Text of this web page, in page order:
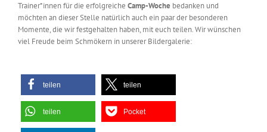
Trainer*innen für die erfolgreiche Camp-Woche bedanken und
möchten an dieser Stelle natürlich auch ein paar der besonderen
Momente, die wir festgehalten haben, mit euch teilen. Wir wünschen
viel Freude beim Schmökern in unserer Bildergalerie:
teilen teilen
teilen Pocket